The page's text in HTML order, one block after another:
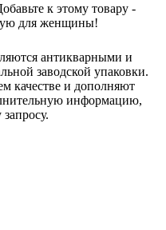
к этому товару -
для женщины!
антикварными и
заводской упаковки.
качестве и дополняют
информацию,